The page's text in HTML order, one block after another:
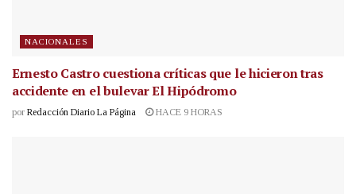
NACIONALES
Ernesto Castro cuestiona críticas que le hicieron tras
accidente en el bulevar El Hipódromo
por Redacción Diario La Página HACE 9 HORAS